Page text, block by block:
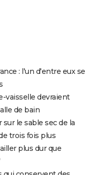
: l'un d'entre eux se
vaisselle devraient
de bain
le sable sec de la
trois fois plus
plus dur que